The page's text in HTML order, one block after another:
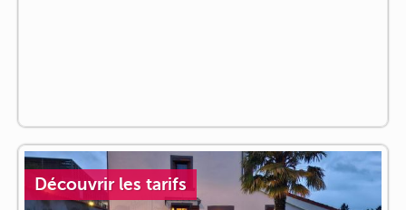
Découvrir les tarifs